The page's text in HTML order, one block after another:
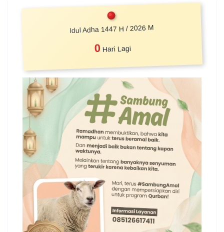
Idul Adha 1447 H / 2026 M
0 Hari Lagi